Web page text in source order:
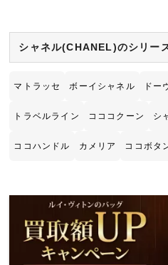
シャネル(CHANEL)のシリー
マトラッセ ボーイシャネル ドー
トラベルライン コココクーン シ
ココハンドル カメリア ココボタ